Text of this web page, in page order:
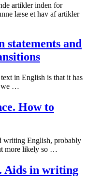
artikler inden for
læse et hav af artikler
statements and
in English is that it has
we …
How to
writing English, probably
more likely so …
Aids in writing